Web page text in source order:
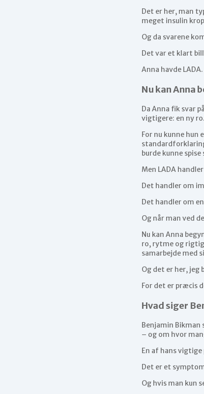
Det er her, man
meget insulin
Og da svarene
Det var et klart
Anna havde LADA.
Nu kan Anna
Da Anna fik svar
vigtigere: en ny ro.
For nu kunne hun
burde kunne
Men LADA
Det handler om
Det handler om
Og når man ved
Nu kan Anna
ro, rytme og
samarbejde med
Og det er her, jeg
For det er præcis
Hvad siger
Benjamin Bikman
– og om hvor
En af hans
Det er et
Og hvis man kun